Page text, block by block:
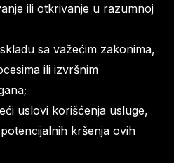
ili otkrivanje u razumnoj
sa važećim zakonima,
ili izvršnim
uslovi korišćenja usluge,
kršenja ovih